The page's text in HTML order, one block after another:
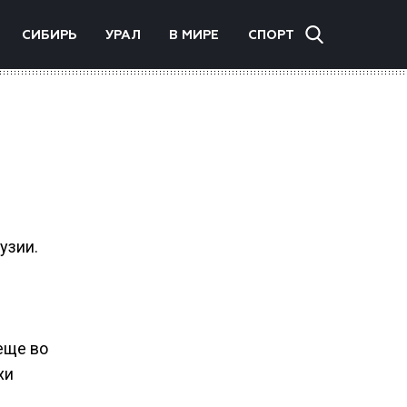
СИБИРЬ УРАЛ В МИРЕ СПОРТ
во